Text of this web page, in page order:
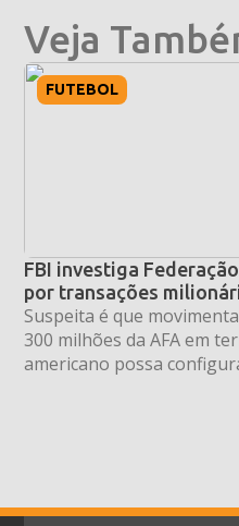
Veja
FUTEBOL
FBI investiga
por transações
Suspeita é que
300 milhões da AFA em
americano possa